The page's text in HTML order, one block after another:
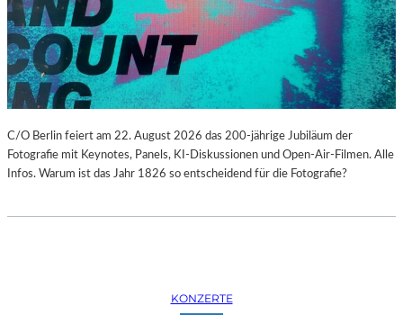
C/O Berlin feiert am 22. August 2026 das 200-jährige Jubiläum der
Fotografie mit Keynotes, Panels, KI-Diskussionen und Open-Air-Filmen. Alle
Infos. Warum ist das Jahr 1826 so entscheidend für die Fotografie?
KONZERTE